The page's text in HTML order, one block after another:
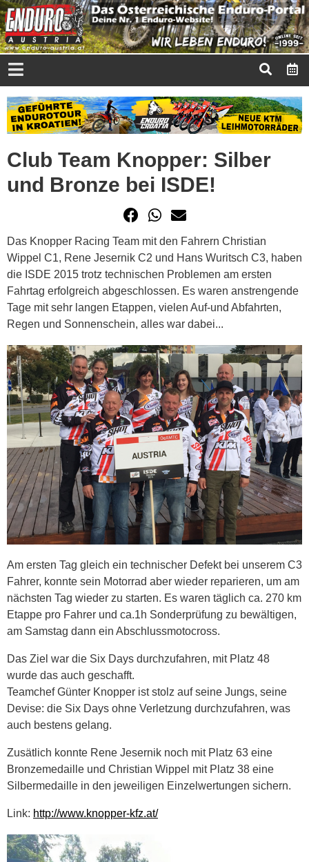
Club Team Knopper: Silber
und Bronze bei ISDE!
Das Knopper Racing Team mit den Fahrern Christian
Wippel C1, Rene Jesernik C2 und Hans Wuritsch C3, haben
die ISDE 2015 trotz technischen Problemen am ersten
Fahrtag erfolgreich abgeschlossen. Es waren anstrengende
Tage mit sehr langen Etappen, vielen Auf-und Abfahrten,
Regen und Sonnenschein, alles war dabei...
Am ersten Tag gleich ein technischer Defekt bei unserem C3
Fahrer, konnte sein Motorrad aber wieder reparieren, um am
nächsten Tag wieder zu starten. Es waren täglich ca. 270 km
Etappe pro Fahrer und ca.1h Sonderprüfung zu bewältigen,
am Samstag dann ein Abschlussmotocross.
Das Ziel war die Six Days durchzufahren, mit Platz 48
wurde das auch geschafft.
Teamchef Günter Knopper ist stolz auf seine Jungs, seine
Devise: die Six Days ohne Verletzung durchzufahren, was
auch bestens gelang.
Zusätlich konnte Rene Jesernik noch mit Platz 63 eine
Bronzemedaille und Christian Wippel mit Platz 38 eine
Silbermedaille in den jeweiligen Einzelwertungen sichern.
Link: http://www.knopper-kfz.at/